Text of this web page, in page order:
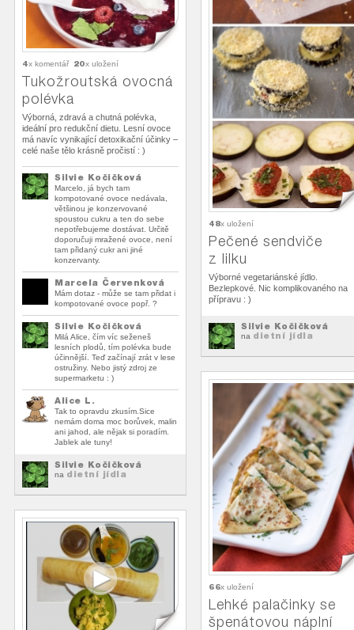
48x uložení
Pečené sendviče
z lilku
Výborné vegetariánské jídlo.
Bezlepkové. Nic komplikovaného na
přípravu : )
Silvie Kočičková
na dietní jídla
4x komentář 20x uložení
Tukožroutská ovocná
polévka
Výborná, zdravá a chutná polévka,
ideální pro redukční dietu. Lesní ovoce
má navíc vynikající detoxikační účinky –
celé naše tělo krásně pročistí : )
Silvie Kočičková
Marcelo, já bych tam
kompotované ovoce nedávala,
většinou je konzervované
spoustou cukru a ten do sebe
nepotřebujeme dostávat. Určitě
doporučuji mražené ovoce, není
tam přidaný cukr ani jiné
konzervanty.
Marcela Červenková
Mám dotaz - může se tam přidat i
kompotované ovoce popř. ?
Silvie Kočičková
Milá Alice, čím víc seženeš
lesních plodů, tím polévka bude
účinnější. Teď začínají zrát v lese
ostružiny. Nebo jistý zdroj ze
supermarketu : )
Alice L.
Tak to opravdu zkusím.Sice
nemám doma moc borůvek, malin
ani jahod, ale nějak si poradím.
Jablek ale tuny!
Silvie Kočičková
na dietní jídla
66x uložení
Lehké palačinky se
špenátovou náplní